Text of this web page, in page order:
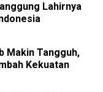
Lahirnya
Makin Tangguh,
Kekuatan